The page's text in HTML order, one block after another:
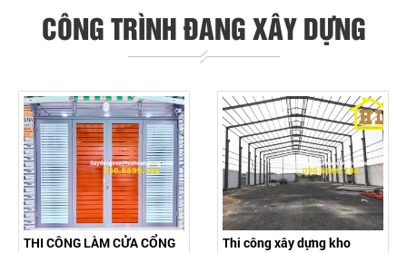
CÔNG TRÌNH ĐANG XÂY DỰNG
THI CÔNG LÀM CỬA CỔNG
Thi công xây dựng kho